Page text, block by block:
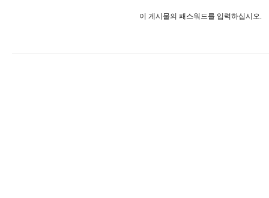
이 게시물의 패스워드를 입력하십시오.